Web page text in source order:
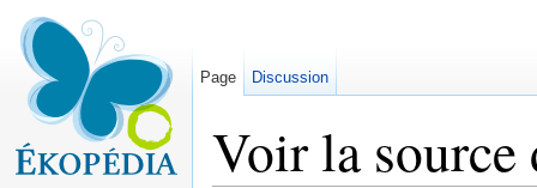
Voir la source
Page Discussion